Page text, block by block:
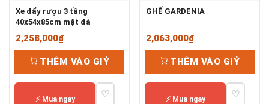
Xe đẩy rượu 3 tầng
40x54x85cm mặt đá
2,258,000₫
THÊM VÀO GIỶ
⚡ Mua ngay ♡
GHẾ GARDENIA
2,063,000₫
THÊM VÀO GIỶ
⚡ Mua ngay ♡